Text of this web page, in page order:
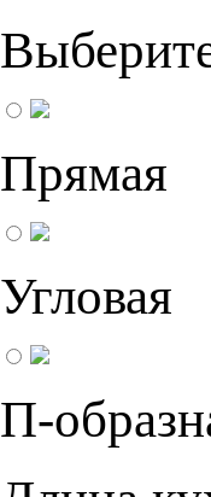
Прямая
Угловая
П-